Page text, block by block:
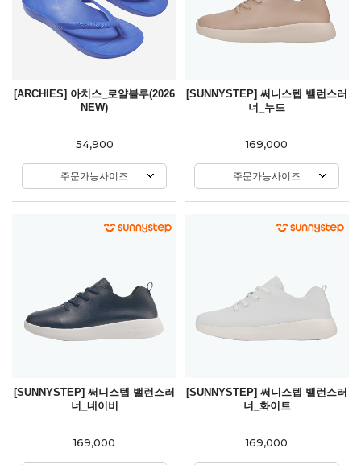
[ARCHIES] 아치스_로얄블루(2026
NEW)
54,900
주문가능사이즈
[SUNNYSTEP] 써니스텝 밸런스러
너_누드
169,000
주문가능사이즈
[SUNNYSTEP] 써니스텝 밸런스러
너_네이비
169,000
[SUNNYSTEP] 써니스텝 밸런스러
너_화이트
169,000